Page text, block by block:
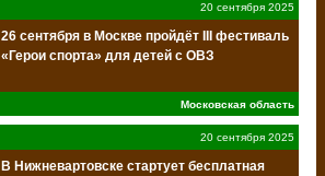
20 сентября 2025
26 сентября в Москве пройдёт III фестиваль
«Герои спорта» для детей с ОВЗ
Московская область
20 сентября 2025
В Нижневартовске стартует бесплатная